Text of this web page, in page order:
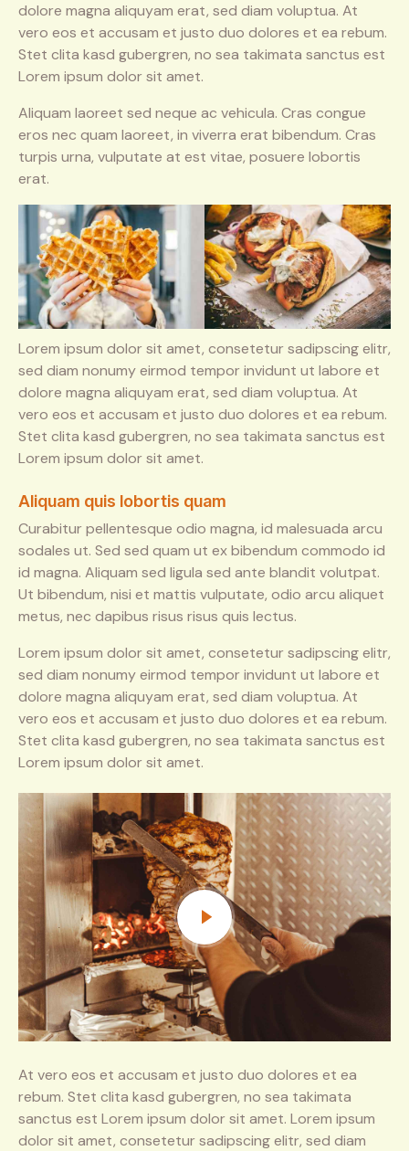
dolore magna aliquyam erat, sed diam voluptua. At
vero eos et accusam et justo duo dolores et ea rebum.
Stet clita kasd gubergren, no sea takimata sanctus est
Lorem ipsum dolor sit amet.
Aliquam laoreet sed neque ac vehicula. Cras congue
eros nec quam laoreet, in viverra erat bibendum. Cras
turpis urna, vulputate at est vitae, posuere lobortis
erat.
Lorem ipsum dolor sit amet, consetetur sadipscing elitr,
sed diam nonumy eirmod tempor invidunt ut labore et
dolore magna aliquyam erat, sed diam voluptua. At
vero eos et accusam et justo duo dolores et ea rebum.
Stet clita kasd gubergren, no sea takimata sanctus est
Lorem ipsum dolor sit amet.
Aliquam quis lobortis quam
Curabitur pellentesque odio magna, id malesuada arcu
sodales ut. Sed sed quam ut ex bibendum commodo id
id magna. Aliquam sed ligula sed ante blandit volutpat.
Ut bibendum, nisi et mattis vulputate, odio arcu aliquet
metus, nec dapibus risus risus quis lectus.
Lorem ipsum dolor sit amet, consetetur sadipscing elitr,
sed diam nonumy eirmod tempor invidunt ut labore et
dolore magna aliquyam erat, sed diam voluptua. At
vero eos et accusam et justo duo dolores et ea rebum.
Stet clita kasd gubergren, no sea takimata sanctus est
Lorem ipsum dolor sit amet.
At vero eos et accusam et justo duo dolores et ea
rebum. Stet clita kasd gubergren, no sea takimata
sanctus est Lorem ipsum dolor sit amet. Lorem ipsum
dolor sit amet, consetetur sadipscing elitr, sed diam